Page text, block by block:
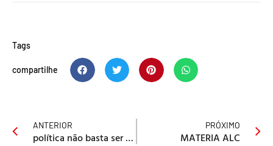
Tags
compartilhe
ANTERIOR
política não basta ser evangélico
PRÓXIMO
MATERIA ALC